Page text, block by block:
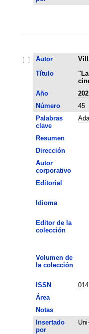
Autor
Título
Año
Número
45
Palabras
clave
Resumen
Dirección
Autor
corporativo
Editorial
Idioma
Editor de la
colección
Volumen de
la colección
ISSN
Área
Notas
Insertado
por